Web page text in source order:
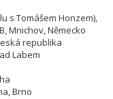
s Tomášem Honzem),
Mnichov, Německo
republika
Labem
Brno